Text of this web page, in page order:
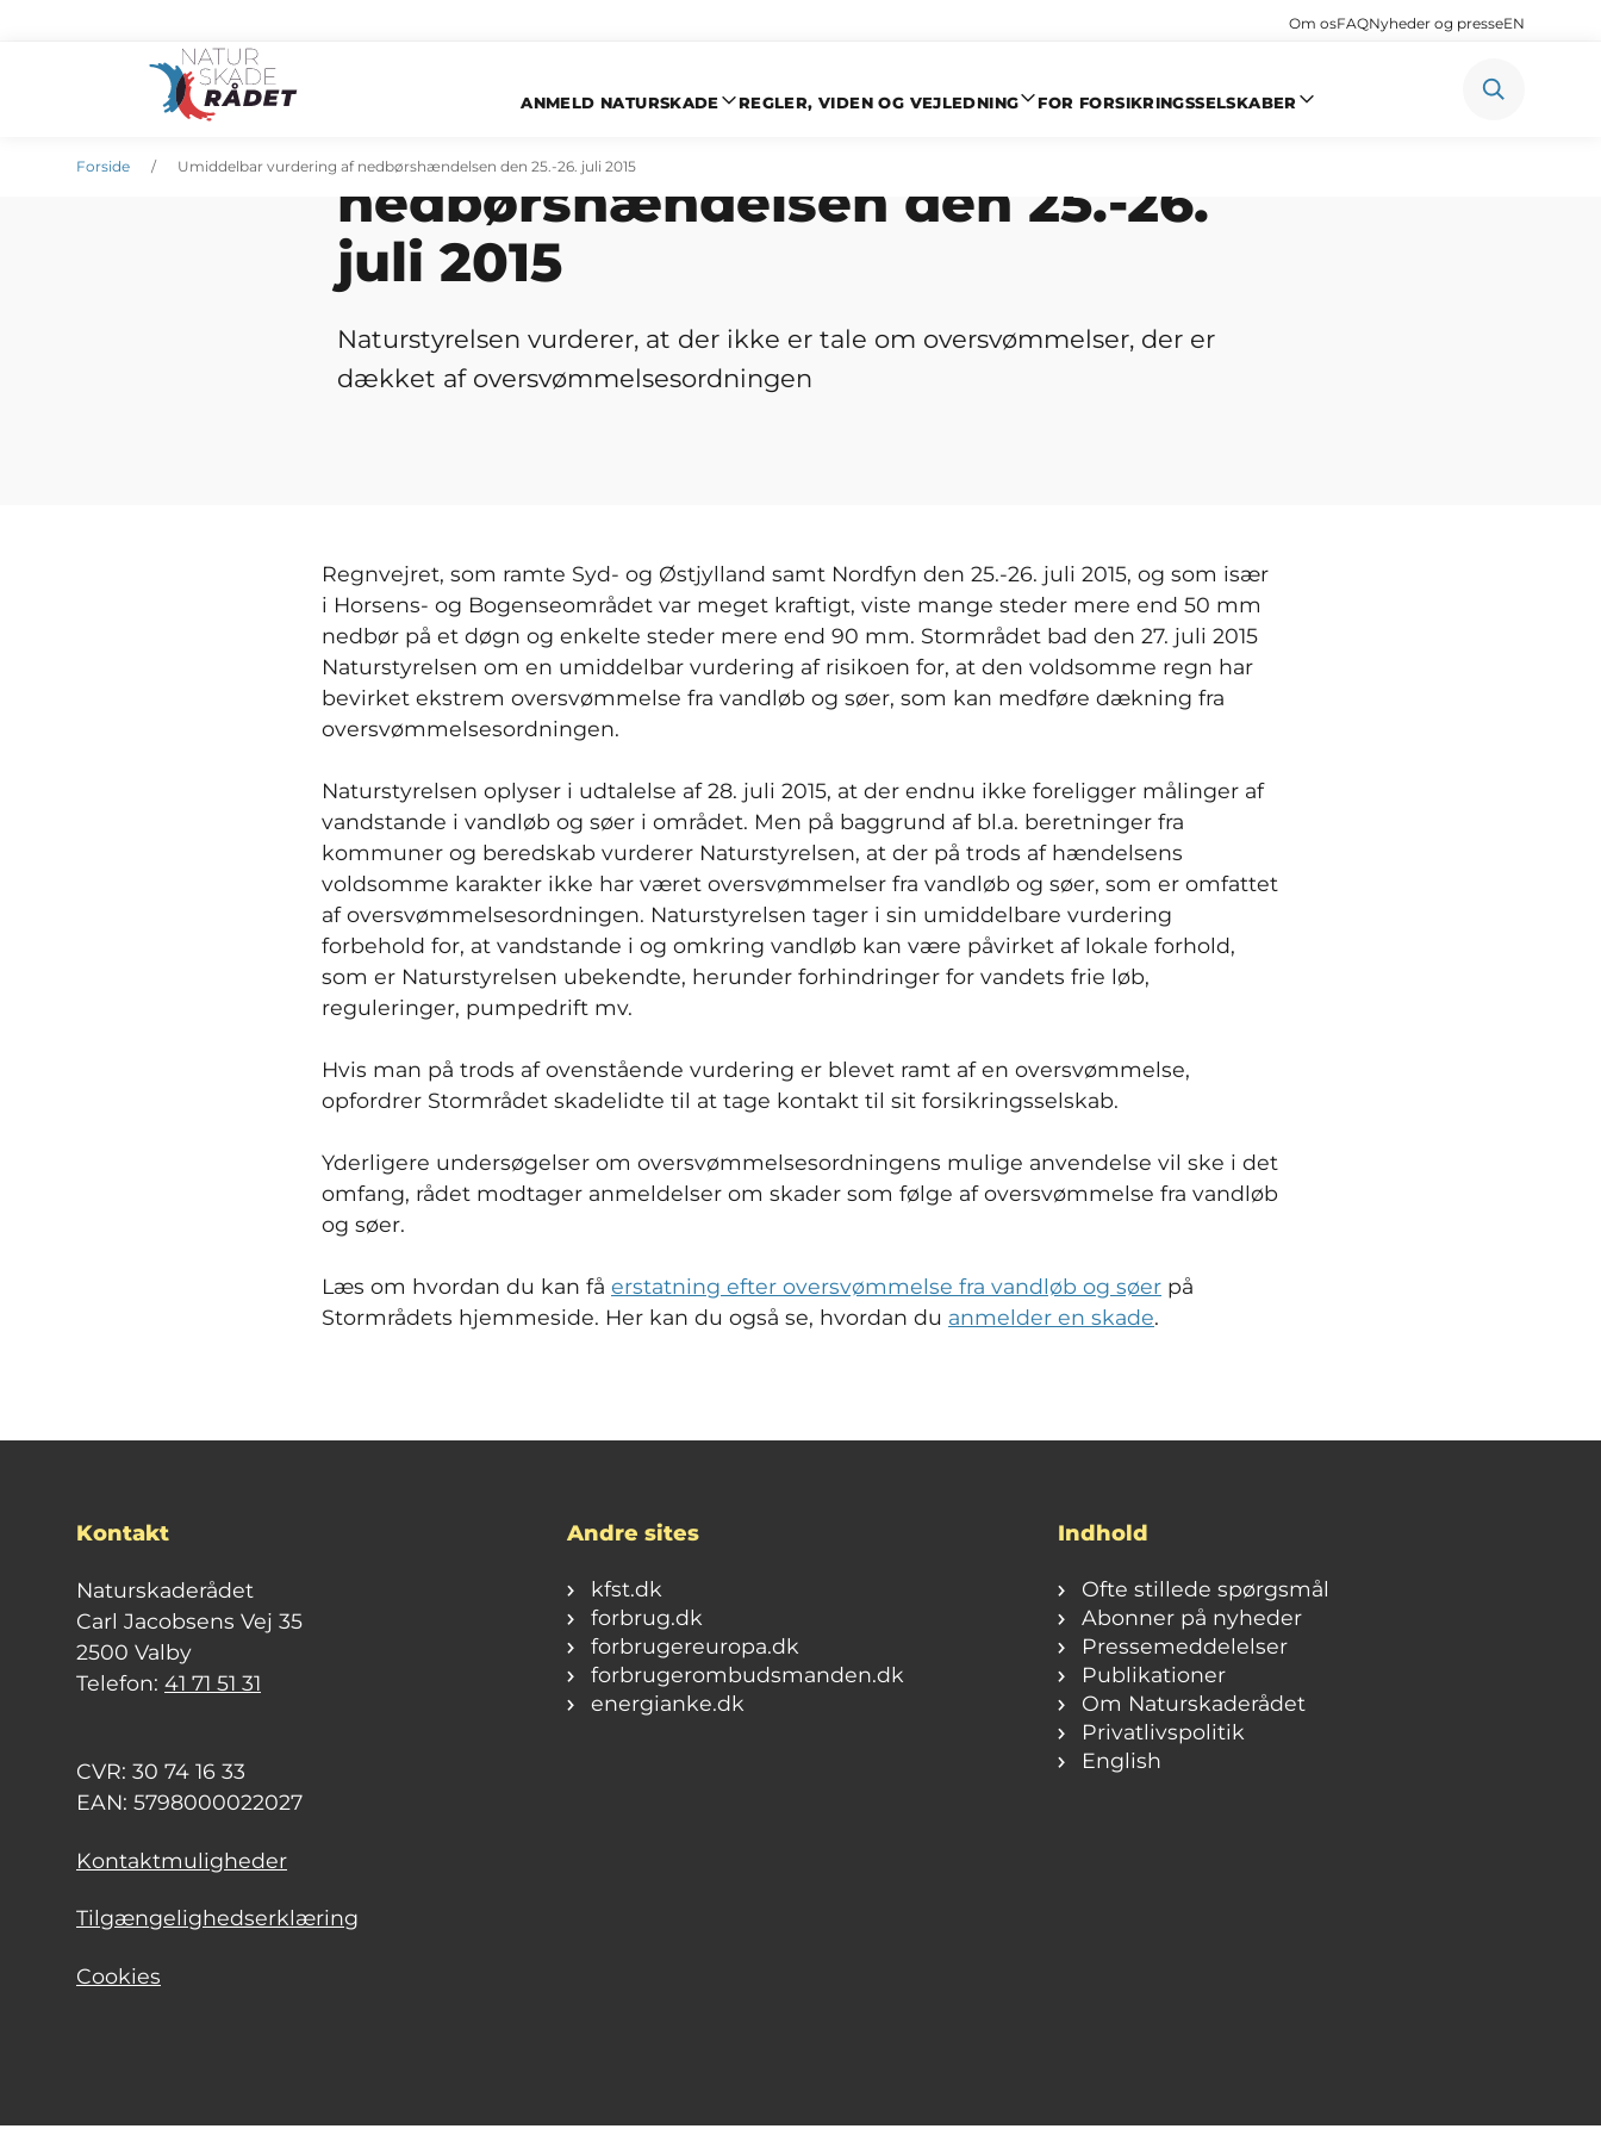
Om osFAQNyheder og presseEN
ANMELD NATURSKADE REGLER, VIDEN OG VEJLEDNING FOR FORSIKRINGSSELSKABER
Forside Umiddelbar vurdering af nedbørshændelsen den 25.-26. juli 2015
Øvrige nyheder
Umiddelbar vurdering af
nedbørshændelsen den 25.-26.
juli 2015
Naturstyrelsen vurderer, at der ikke er tale om oversvømmelser, der er
dækket af oversvømmelsesordningen
Regnvejret, som ramte Syd- og Østjylland samt Nordfyn den 25.-26. juli 2015, og som især
i Horsens- og Bogenseområdet var meget kraftigt, viste mange steder mere end 50 mm
nedbør på et døgn og enkelte steder mere end 90 mm. Stormrådet bad den 27. juli 2015
Naturstyrelsen om en umiddelbar vurdering af risikoen for, at den voldsomme regn har
bevirket ekstrem oversvømmelse fra vandløb og søer, som kan medføre dækning fra
oversvømmelsesordningen.
Naturstyrelsen oplyser i udtalelse af 28. juli 2015, at der endnu ikke foreligger målinger af
vandstande i vandløb og søer i området. Men på baggrund af bl.a. beretninger fra
kommuner og beredskab vurderer Naturstyrelsen, at der på trods af hændelsens
voldsomme karakter ikke har været oversvømmelser fra vandløb og søer, som er omfattet
af oversvømmelsesordningen. Naturstyrelsen tager i sin umiddelbare vurdering
forbehold for, at vandstande i og omkring vandløb kan være påvirket af lokale forhold,
som er Naturstyrelsen ubekendte, herunder forhindringer for vandets frie løb,
reguleringer, pumpedrift mv.
Hvis man på trods af ovenstående vurdering er blevet ramt af en oversvømmelse,
opfordrer Stormrådet skadelidte til at tage kontakt til sit forsikringsselskab.
Yderligere undersøgelser om oversvømmelsesordningens mulige anvendelse vil ske i det
omfang, rådet modtager anmeldelser om skader som følge af oversvømmelse fra vandløb
og søer.
Læs om hvordan du kan få erstatning efter oversvømmelse fra vandløb og søer på
Stormrådets hjemmeside. Her kan du også se, hvordan du anmelder en skade.
Kontakt
Naturskaderådet
Carl Jacobsens Vej 35
2500 Valby
Telefon: 41 71 51 31
CVR: 30 74 16 33
EAN: 5798000022027
Kontaktmuligheder
Tilgængelighedserklæring
Cookies
Andre sites
kfst.dk
forbrug.dk
forbrugereuropa.dk
forbrugerombudsmanden.dk
energianke.dk
Indhold
Ofte stillede spørgsmål
Abonner på nyheder
Pressemeddelelser
Publikationer
Om Naturskaderådet
Privatlivspolitik
English